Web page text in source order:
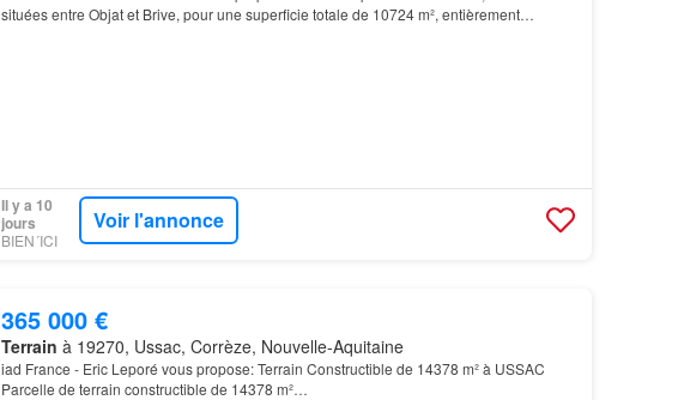
situées entre Objat et Brive, pour une superficie totale de 10724 m², entièrement
Il y a 10
jours
BIEN´ICI
Voir l'annonce
365 000 €
Terrain à 19270, Ussac, Corrèze, Nouvelle-Aquitaine
iad France - Eric Leporé vous propose: Terrain Constructible de 14378 m² à USSAC
Parcelle de terrain constructible de 14378 m²…